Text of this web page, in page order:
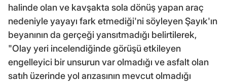
halinde olan ve kavşakta sola dönüş yapan araç
nedeniyle yayayı fark etmediği'ni söyleyen Şayık'ın
beyanının da gerçeği yansıtmadığı belirtilerek,
"Olay yeri incelendiğinde görüşü etkileyen
engelleyici bir unsurun var olmadığı ve asfalt olan
satıh üzerinde yol arızasının mevcut olmadığı